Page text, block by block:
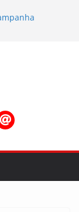
que exige
indústria e
Nunes e da